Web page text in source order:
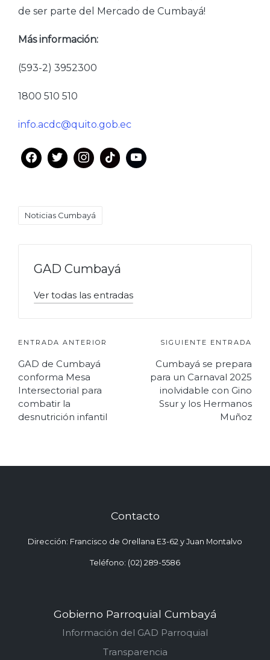
de ser parte del Mercado de Cumbayá!
Más información:
(593-2) 3952300
1800 510 510
info.acdc@quito.gob.ec
Noticias Cumbayá
GAD Cumbayá
Ver todas las entradas
Navegación
de
entradas
ENTRADA ANTERIOR
GAD de Cumbayá
conforma Mesa
Intersectorial para
combatir la
desnutrición infantil
SIGUIENTE ENTRADA
Cumbayá se prepara
para un Carnaval 2025
inolvidable con Gino
Ssur y los Hermanos
Muñoz
Contacto
Dirección: Francisco de Orellana E3-62 y Juan Montalvo
Teléfono: (02) 289-5586
Gobierno Parroquial Cumbayá
Información del GAD Parroquial
Transparencia